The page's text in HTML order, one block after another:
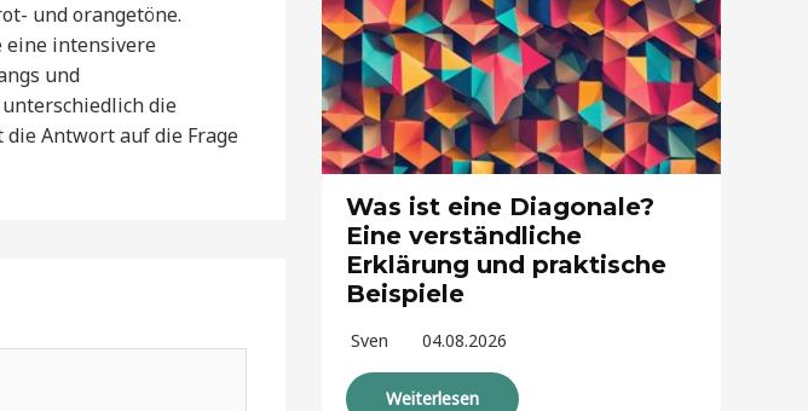
und orangetöne.
eine intensivere
und
die
Antwort auf die Frage
Was ist eine Diagonale?
Eine verständliche
Erklärung und praktische
Beispiele
Sven 04.08.2026
Weiterlesen